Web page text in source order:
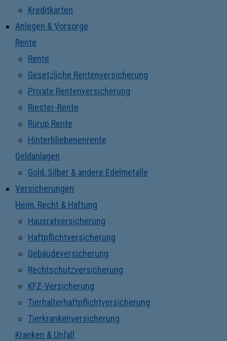
Kreditkarten
Anlegen & Vorsorge
Rente
Rente
Gesetzliche Rentenversicherung
Private Rentenversicherung
Riester-Rente
Rürup Rente
Hinterbliebenenrente
Geldanlagen
Gold, Silber & andere Edelmetalle
Versicherungen
Heim, Recht & Haftung
Hausratversicherung
Haftpflichtversicherung
Gebäudeversicherung
Rechtschutzversicherung
KFZ-Versicherung
Tierhalterhaftpflichtversicherung
Tierkrankenversicherung
Kranken & Unfall